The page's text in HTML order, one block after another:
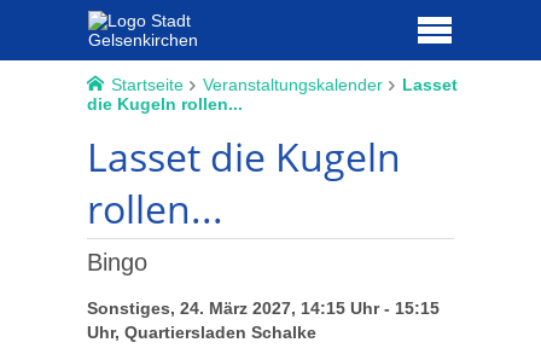
Startseite Veranstaltungskalender
Lasset
die Kugeln rollen...
Lasset die Kugeln
rollen...
Bingo
Sonstiges, 24. März 2027, 14:15 Uhr - 15:15
Uhr, Quartiersladen Schalke